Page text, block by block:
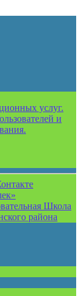
услуг.
и
Школа
района